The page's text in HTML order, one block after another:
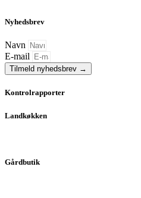
Nyhedsbrev
Navn
E-mail
Tilmeld nyhedsbrev →
Kontrolrapporter
Landkøkken
Gårdbutik